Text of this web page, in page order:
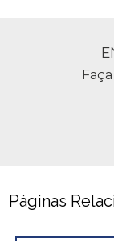
Páginas